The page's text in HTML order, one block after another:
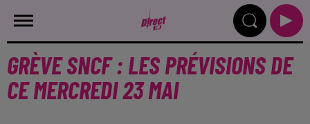
GRÈVE SNCF : LES PRÉVISIONS DE
CE MERCREDI 23 MAI